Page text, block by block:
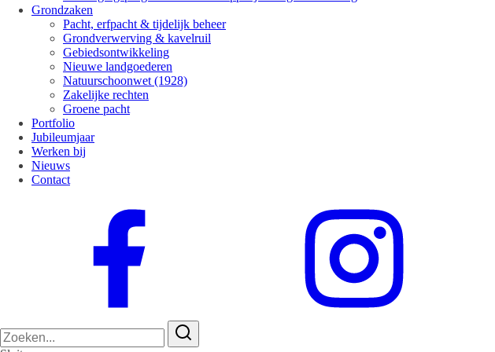
Grondzaken
Pacht, erfpacht & tijdelijk beheer
Grondverwerving & kavelruil
Gebiedsontwikkeling
Nieuwe landgoederen
Natuurschoonwet (1928)
Zakelijke rechten
Groene pacht
Portfolio
Jubileumjaar
Werken bij
Nieuws
Contact
Zoeken
naar: